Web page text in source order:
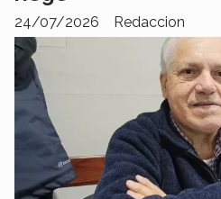
Redaccion
24/07/2026